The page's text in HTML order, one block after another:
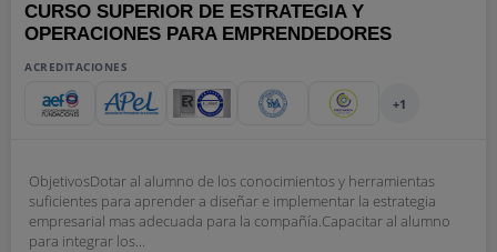
CURSO SUPERIOR DE ESTRATEGIA Y
OPERACIONES PARA EMPRENDEDORES
ACREDITACIONES
+1
ObjetivosDotar al alumno de los conocimientos y herramientas
suficientes para aprender a diseñar e implementar la estrategia
empresarial mas adecuada para la compañía.Capacitar al alumno
para integrar los...